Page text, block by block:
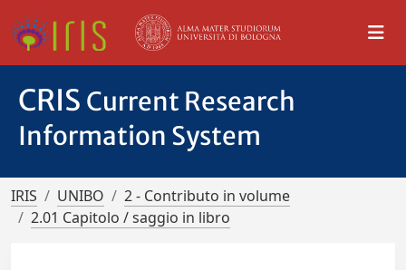
CRIS Current Research
Information System
IRIS UNIBO
2 - Contributo in volume
2.01 Capitolo / saggio in libro